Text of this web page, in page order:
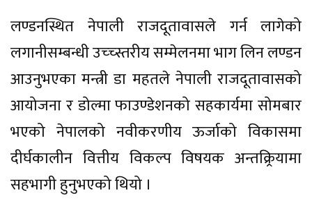
लण्डनस्थित नेपाली राजदूतावासले गर्न लागेको
लगानीसम्बन्धी उच्च्स्तरीय सम्मेलनमा भाग लिन लण्डन
आउनुभएका मन्त्री डा महतले नेपाली राजदूतावासको
आयोजना र डोल्मा फाउण्डेशनको सहकार्यमा सोमबार
भएको नेपालको नवीकरणीय ऊर्जाको विकासमा
दीर्घकालीन वित्तीय विकल्प विषयक अन्तक्र्रियामा
सहभागी हुनुभएको थियो ।